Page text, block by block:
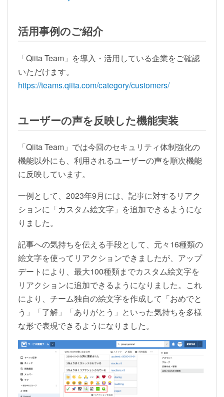
活用事例のご紹介
「Qiita Team」を導入・活用している企業をご確認
いただけます。
https://teams.qiita.com/category/customers/
ユーザーの声を反映した機能実装
「Qiita Team」では今回のセキュリティ体制強化の
機能以外にも、利用されるユーザーの声を順次機能
に反映しています。
一例として、2023年9月には、記事に対するリアク
ションに「カスタム絵文字」を追加できるようにな
りました。
記事への気持ちを伝える手段として、元々16種類の
絵文字を使ってリアクションできましたが、アップ
デートにより、最大100種類までカスタム絵文字を
リアクションに追加できるようになりました。これ
により、チーム独自の絵文字を作成して「おめでと
う」「了解」「ありがとう」といった気持ちを多様
な形で表現できるようになりました。